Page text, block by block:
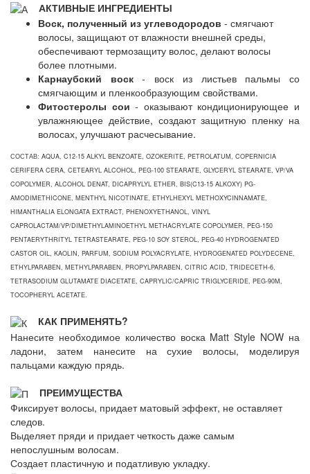
АКТИВНЫЕ ИНГРЕДИЕНТЫ
Воск, полученный из углеводородов - смягчают
волосы, защищают от влажности внешней среды,
обеспечивают термозащиту волос, делают волосы
более плотными.
Карнаубский воск- воск из листьев пальмы со
смягчающим и пленкообразующим свойствами.
Фитостеролы сои - оказывают кондиционирующее и
увлажняющее действие, создают защитную пленку на
волосах, улучшают расчесывание.
СОСТАВ: AQUA, C12-15 ALKYL BENZOATE, OZOKERITE, PETROLATUM, COPERNICIA
CERIFERA CERA, CETEARYL ALCOHOL, PEG-100 STEARATE, GLYCERYL STEARATE, VP/VA
COPOLYMER, ALCOHOL DENAT, DICAPRYLYL ETHER, BIS(C13-15 ALKOXY) PG-
AMODIMETHICONE, MENTHYL NICOTINATE, ETHYLHEXYL METHOXYCINNAMATE,
HIMANTHALIA ELONGATA EXTRACT, PHENOXYETHANOL, VINYL
CAPROLACTAM/VP/DIMETHYLAMINOETHYL METHACRYLATE COPOLYMER, PEG-150
PENTAERYTHRITYL TETRASTEARATE, PEG-10 SOY STEROL, PEG-40 HYDROGENATED
CASTOR OIL, KAOLIN, PARFUM, SODIUM POLYACRYLATE, HYDROGENATED POLYDECENE,
ETHYLPARABEN, METHYLPARABEN, PROPYLPARABEN, CITRIC ACID, TRIDECETH-6,
TETRASODIUM GLUTAMATE DIACETATE, CAPRYLIC/CAPRIC TRIGLYCERIDE, PEG-90M,
TOCOPHERYL ACETATE.
КАК ПРИМЕНЯТЬ?
Нанесите необходимое количество воска Matt Style NOW на
ладони, затем нанесите на сухие волосы, моделируя
пальцами каждую прядь.
ПРЕИМУЩЕСТВА
Фиксирует волосы, придает матовый эффект, не оставляет
следов.
Выделяет пряди и придает четкость даже самым
непослушным волосам.
Создает пластичную и податливую укладку.